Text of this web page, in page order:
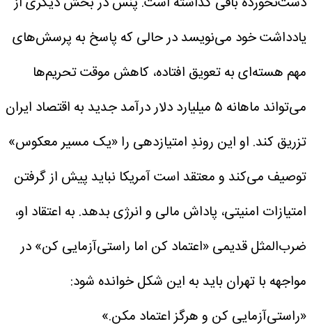
یادداشت خود می‌نویسد در حالی که پاسخ به پرسش‌های
مهم هسته‌ای به تعویق افتاده، کاهش موقت تحریم‌ها
می‌تواند ماهانه ۵ میلیارد دلار درآمد جدید به اقتصاد ایران
تزریق کند. او این روندِ امتیازدهی را «یک مسیر معکوس»
توصیف می‌کند و معتقد است آمریکا نباید پیش از گرفتن
امتیازات امنیتی، پاداش مالی و انرژی بدهد. به اعتقاد او،
ضرب‌المثل قدیمی «اعتماد کن اما راستی‌آزمایی کن» در
مواجهه با تهران باید به این شکل خوانده شود:
«راستی‌آزمایی کن و هرگز اعتماد مکن.»